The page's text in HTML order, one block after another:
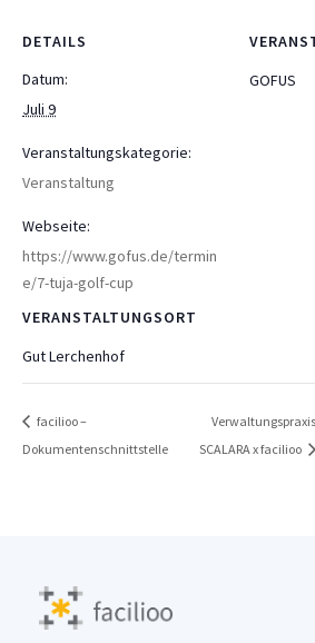
DETAILS
Datum:
Juli 9
Veranstaltungskategorie:
Veranstaltung
Webseite:
https://www.gofus.de/termin
e/7-tuja-golf-cup
VERANSTALTUNGSORT
Gut Lerchenhof
GOFUS
facilioo –
Dokumentenschnittstelle
SCALARA x facilioo